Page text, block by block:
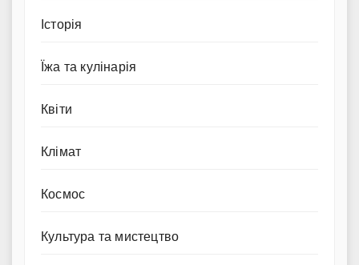
Історія
Їжа та кулінарія
Квіти
Клімат
Космос
Культура та мистецтво